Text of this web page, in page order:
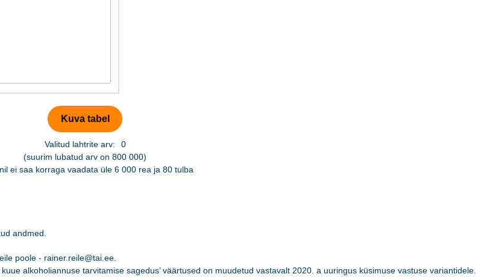
Valitud lahtrite arv:
0
(suurim lubatud arv on 800 000)
ei saa korraga vaadata üle 6 000 rea ja 80 tulba
andmed.
poole - rainer.reile@tai.ee.
alkoholiannuse tarvitamise sagedus’ väärtused on muudetud vastavalt 2020. a uuringus küsimuse vastuse variantidele.